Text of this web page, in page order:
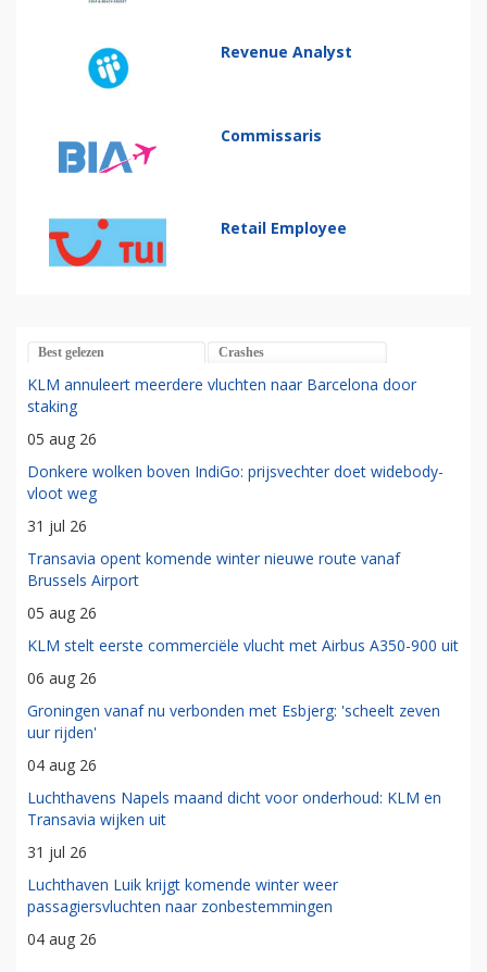
Revenue Analyst
Commissaris
Retail Employee
Best gelezen Crashes
KLM annuleert meerdere vluchten naar Barcelona door
staking
05 aug 26
Donkere wolken boven IndiGo: prijsvechter doet widebody-
vloot weg
31 jul 26
Transavia opent komende winter nieuwe route vanaf
Brussels Airport
05 aug 26
KLM stelt eerste commerciële vlucht met Airbus A350-900 uit
06 aug 26
Groningen vanaf nu verbonden met Esbjerg: 'scheelt zeven
uur rijden'
04 aug 26
Luchthavens Napels maand dicht voor onderhoud: KLM en
Transavia wijken uit
31 jul 26
Luchthaven Luik krijgt komende winter weer
passagiersvluchten naar zonbestemmingen
04 aug 26